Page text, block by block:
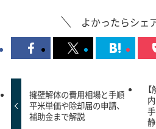
よかったらシェ
擁壁解体の費用相場と手順
平米単価や除却届の申請、
補助金まで解説